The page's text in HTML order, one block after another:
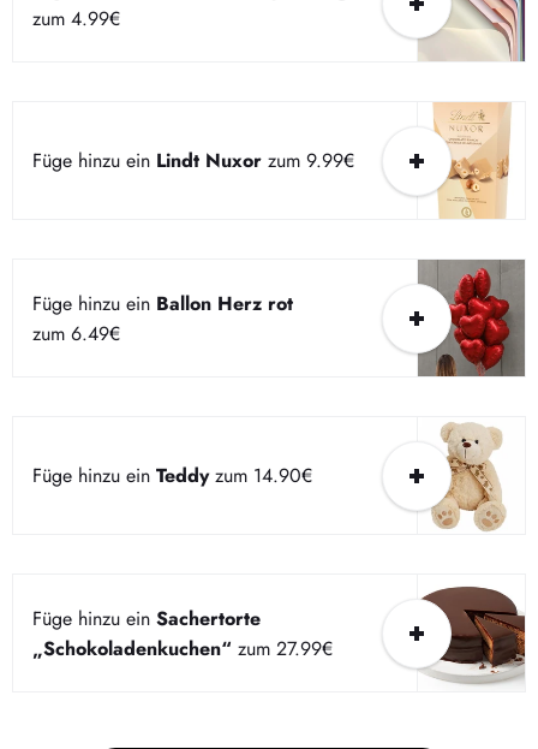
zum 4.99€
Füge hinzu ein Lindt Nuxor zum 9.99€
Füge hinzu ein Ballon Herz rot
zum 6.49€
Füge hinzu ein Teddy zum 14.90€
Füge hinzu ein Sachertorte
„Schokoladenkuchen“ zum 27.99€